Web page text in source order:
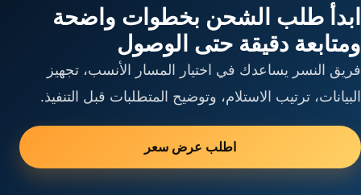
ابدأ طلب الشحن بخطوات واضحة
ومتابعة دقيقة حتى الوصول
فريق النسر يساعدك في اختيار المسار الأنسب، تجهيز
البيانات، ترتيب الاستلام، وتوضيح المتطلبات قبل التنفيذ.
اطلب عرض سعر